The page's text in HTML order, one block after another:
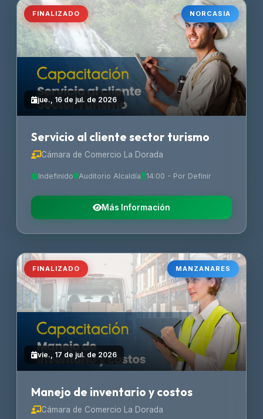
NORCASIA
jue., 16 de jul. de 2026
FINALIZADO
Servicio al cliente sector turismo
Cámara de Comercio La Dorada
Indefinido Auditorio Alcaldía 14:00 - Por Definir
Más Información
MANZANARES
vie., 17 de jul. de 2026
FINALIZADO
Manejo de inventario y costos
Cámara de Comercio La Dorada